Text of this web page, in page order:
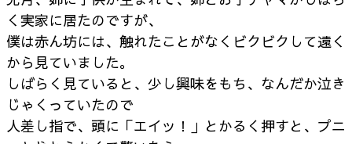
く実家に居たのですが、
僕は赤ん坊には、触れたことがなくビクビクして遠く
から見ていました。
しばらく見ていると、少し興味をもち、なんだか泣き
じゃくっていたので
人差し指で、頭に「エイッ！」とかるく押すと、プニ